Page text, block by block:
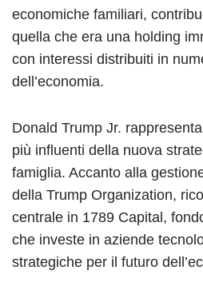
economiche familiari,
quella che era una holding
con interessi distribuiti in
dell’economia.
Donald Trump Jr.
più influenti della nuova
famiglia. Accanto alla
della Trump Organization,
centrale in 1789 Capital,
che investe in aziende
strategiche per il futuro